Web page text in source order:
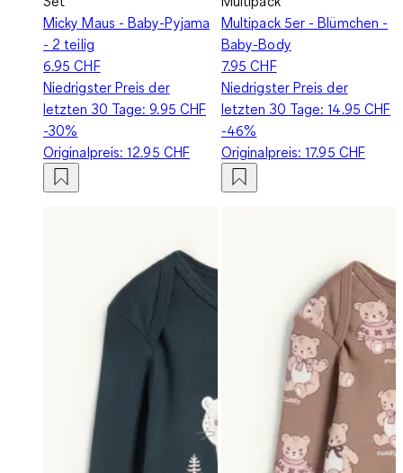
Micky Maus - Baby-Pyjama
- 2 teilig
6.95 CHF
Niedrigster Preis der
letzten 30 Tage:9.95 CHF
-30%
Originalpreis:12.95 CHF
Multipack 5er - Blümchen -
Baby-Body
7.95 CHF
Niedrigster Preis der
letzten 30 Tage:14.95 CHF
-46%
Originalpreis:17.95 CHF